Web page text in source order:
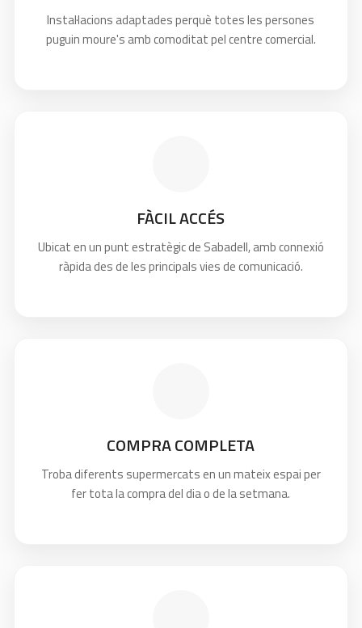
Instal·lacions adaptades perquè totes les persones
puguin moure's amb comoditat pel centre comercial.
FÀCIL ACCÉS
Ubicat en un punt estratègic de Sabadell, amb connexió
ràpida des de les principals vies de comunicació.
COMPRA COMPLETA
Troba diferents supermercats en un mateix espai per
fer tota la compra del dia o de la setmana.